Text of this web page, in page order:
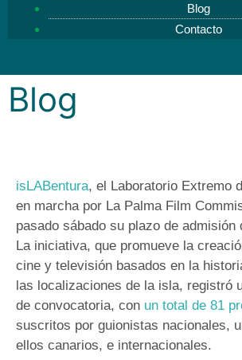
Blog
Contacto
Blog
isLABentura, el Laboratorio Extremo
en marcha por La Palma Film
pasado sábado su plazo de admisión
La iniciativa, que promueve la
cine y televisión basados en la
las localizaciones de la isla, registró
de convocatoria, con un total de 81
suscritos por guionistas nacionales,
ellos canarios, e internacionales.